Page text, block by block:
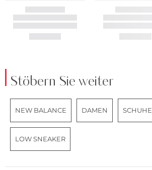
Stöbern Sie weiter
NEW BALANCE DAMEN SCHUHE
LOW SNEAKER